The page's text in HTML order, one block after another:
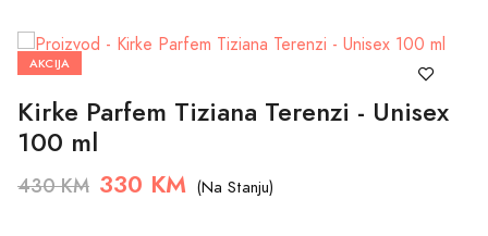
AKCIJA
Kirke Parfem Tiziana Terenzi - Unisex
100 ml
430 KM 330 KM (Na Stanju)